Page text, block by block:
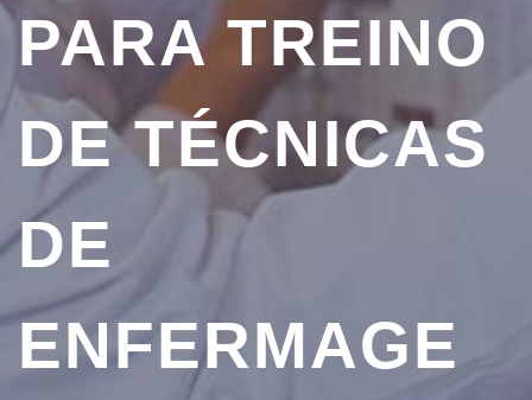
PARA TREINO
DE TÉCNICAS
DE
ENFERMAGE